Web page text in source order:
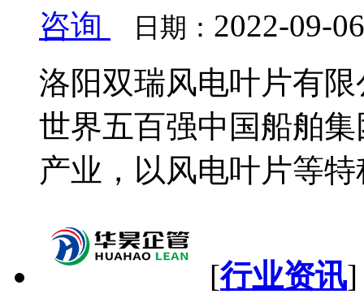
咨询
日期： 2022-09-
洛阳双瑞风电叶片有
世界五百强中国船舶
产业，以风电叶片等
[行业资讯